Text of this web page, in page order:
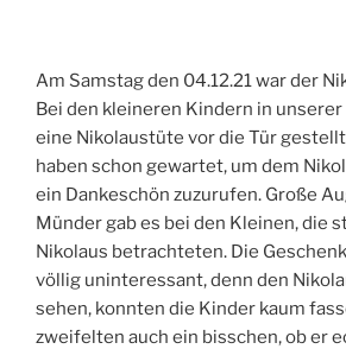
Am Samstag den 04.12.21 war der
Bei den kleineren Kindern in
eine Nikolaustüte vor die Tür
haben schon gewartet, um dem
ein Dankeschön zuzurufen. Große
Münder gab es bei den Kleinen, die
Nikolaus betrachteten. Die
völlig uninteressant, denn den
sehen, konnten die Kinder kaum
zweifelten auch ein bisschen, ob er